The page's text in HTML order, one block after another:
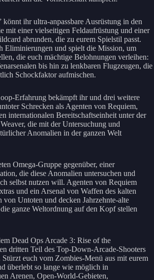
könnt ihr ultra-anpassbare Ausrüstung in den
mit einer vielseitigen Feldaufrüstung und einer
abrunden, die zu eurem Spielstil passt.
Eliminierungen und spielt die Mission, um
die euch mächtige Belohnungen verleihen:
bis hin zu lenkbaren Flugzeugen, die
Schockfaktor aufmischen.
Erfahrung bekämpft ihr und drei weitere
Schrecken als Agenten von Requiem,
internationalen Bereitschaftseinheit unter der
die mit der Untersuchung und
Anomalien in der ganzen Welt
Omega-Gruppe gegenüber, einer
die diese Anomalien untersuchen und
selbst nutzen will. Agenten von Requiem
und ein Arsenal von Waffen des kalten
von Untoten und decken Jahrzehnte-alte
ganze Weltordnung auf den Kopf stellen
Dead Ops Arcade 3: Rise of the
dritten Teil des Top-Down-Arcade-Shooters
euch vom Zombies-Menü aus mit eurem
überlebt so lange wie möglich in
Arenen, Open-World-Gebieten,